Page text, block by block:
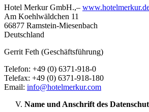
Hotel Merkur GmbH.,–
Am Koehlwäldchen 11
66877 Ramstein-Miesenbach
Deutschland
Gerrit Feth (Geschäftsführung)
Telefon: +49 (0) 6371-918-0
Telefax: +49 (0) 6371-918-180
Email: info@hotelmerkur.com
Name und Anschrift des